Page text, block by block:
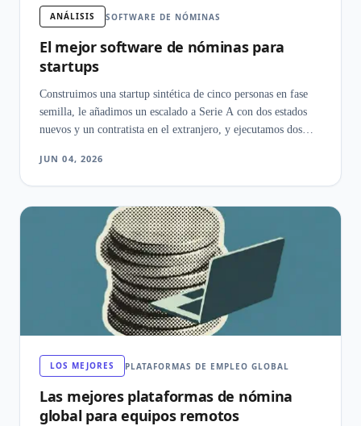
ANÁLISIS SOFTWARE DE NÓMINAS
El mejor software de nóminas para
startups
Construimos una startup sintética de cinco personas en fase
semilla, le añadimos un escalado a Serie A con dos estados
nuevos y un contratista en el extranjero, y ejecutamos dos
fue el precio: fue cómo cada herramienta se comportó ante la
primera contratación en otro estado.
JUN 04, 2026
LOS MEJORES PLATAFORMAS DE EMPLEO GLOBAL
Las mejores plataformas de nómina
global para equipos remotos